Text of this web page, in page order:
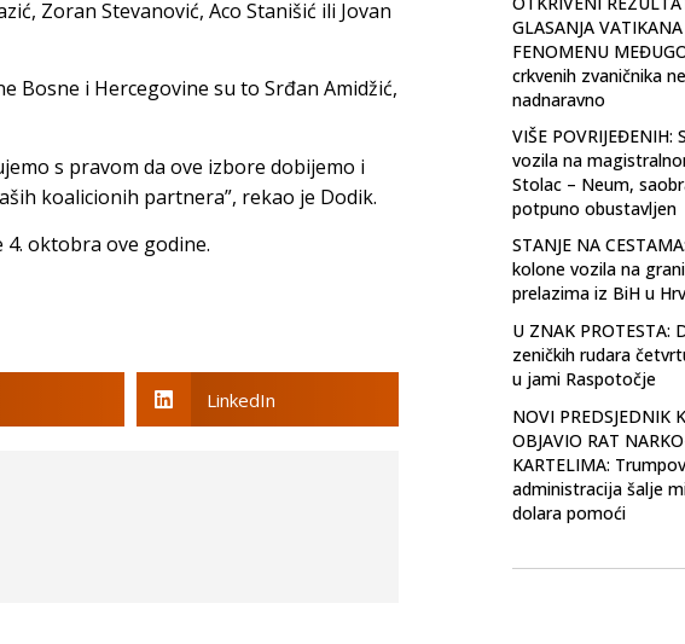
Zoran Stevanović, Aco Stanišić ili Jovan
Bosne i Hercegovine su to Srđan Amidžić,
s pravom da ove izbore dobijemo i
koalicionih partnera”, rekao je Dodik.
oktobra ove godine.
LinkedIn
GLASANJA
FENOMENU
crkvenih zvaničnika
nadnaravno
VIŠE POVRIJEĐENIH:
vozila na
Stolac – Neum,
potpuno obustavljen
STANJE NA
kolone vozila na
prelazima iz BiH u
U ZNAK PROTESTA:
zeničkih rudara
u jami Raspotočje
NOVI PREDSJEDNIK
OBJAVIO RAT
KARTELIMA:
administracija šalje
dolara pomoći